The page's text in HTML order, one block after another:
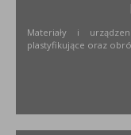
Materiały i
plastyfikujące oraz